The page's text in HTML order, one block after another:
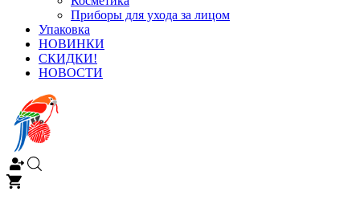
Приборы для ухода за лицом
Упаковка
НОВИНКИ
СКИДКИ!
НОВОСТИ